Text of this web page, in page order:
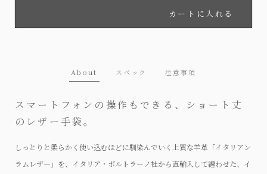
About スペック 注意事項
スマートフォンの操作もできる、ショート丈
のレザー手袋。
しっとりと柔らかく使い込むほどに馴染んでいく上質な羊革「イタリアン
ラムレザー」を、イタリア・ポルトラーノ社から直輸入して纏わせた、イ
カートに入れる